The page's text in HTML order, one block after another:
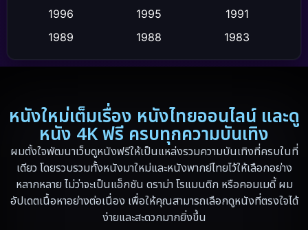
Culture
Dance เต้น
Disaster (13)
Disney+ (5)
Documentary สารคดี (19)
Drama ดราม่า (10)
1996
1995
1991
1989
1988
1983
1982
1971
1962
หนังใหม่เต็มเรื่อง หนังไทยออนไลน์ และดู
หนัง 4K ฟรี ครบทุกความบันเทิง
ผมตั้งใจพัฒนาเว็บดูหนังฟรีให้เป็นแหล่งรวมความบันเทิงที่ครบในที่
เดียว โดยรวบรวมทั้งหนังมาใหม่และหนังพากย์ไทยไว้ให้เลือกอย่าง
หลากหลาย ไม่ว่าจะเป็นแอ็กชัน ดราม่า โรแมนติก หรือคอมเมดี้ ผม
อัปเดตเนื้อหาอย่างต่อเนื่อง เพื่อให้คุณสามารถเลือกดูหนังที่ตรงใจได้
ง่ายและสะดวกมากยิ่งขึ้น